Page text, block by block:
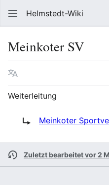
Helmstedt-Wiki
Meinkoter SV
Sprache
Weiterleitung
Meinkoter
Zuletzt bearbeitet vor 2